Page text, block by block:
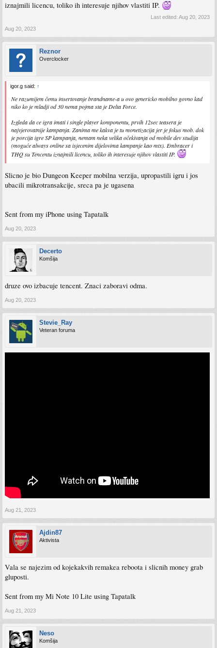
iznajmili licencu, toliko ih interesuje njihov vlastiti IP.
Last edited: Aug 20, 2023
Aug 20, 2023
Reznor
Overclocker
igor.g said: ↑
Ne razumijem čemu insertovanje brandname-a u ovo genericko mobilno govno kad
niko ko je mladji od 30 nema pojma sta je Delta Force.
Izgleda da ce igra imati i single player komponentu, prvih 12sec teasera je
najvjerovatnije kampanja. Zanima me kakva je tu monetizacija jer je fokus mob. dok
je porcija igre SP kampanja, nemam neka velika očekivanja od mobile dev studija
(moguće always online sa isjecenim dijelovima kampanje kao mtx). Embracer i
THQ su Tencentu iznajmili licencu, toliko ih interesuje njihov vlastiti IP.
Slicno je bio Dungeon Keeper mobilna verzija, upropastili igru i jos
ubacili mikrotransakcije, sreca pa je ugasena
Sent from my iPhone using Tapatalk
Aug 20, 2023
Decerto
Komšija
druze ovo izbacuje tencent. Znaci zaboravi odma.
Aug 20, 2023
Stevie_Ray
Veteran foruma
Aug 21, 2023
Ajdin87
Aktivista
Vala se najezim od kojekakvih remakea reboota i slicnih money grab
gluposti.
Sent from my Mi Note 10 Lite using Tapatalk
Aug 21, 2023
Neso
Komšija